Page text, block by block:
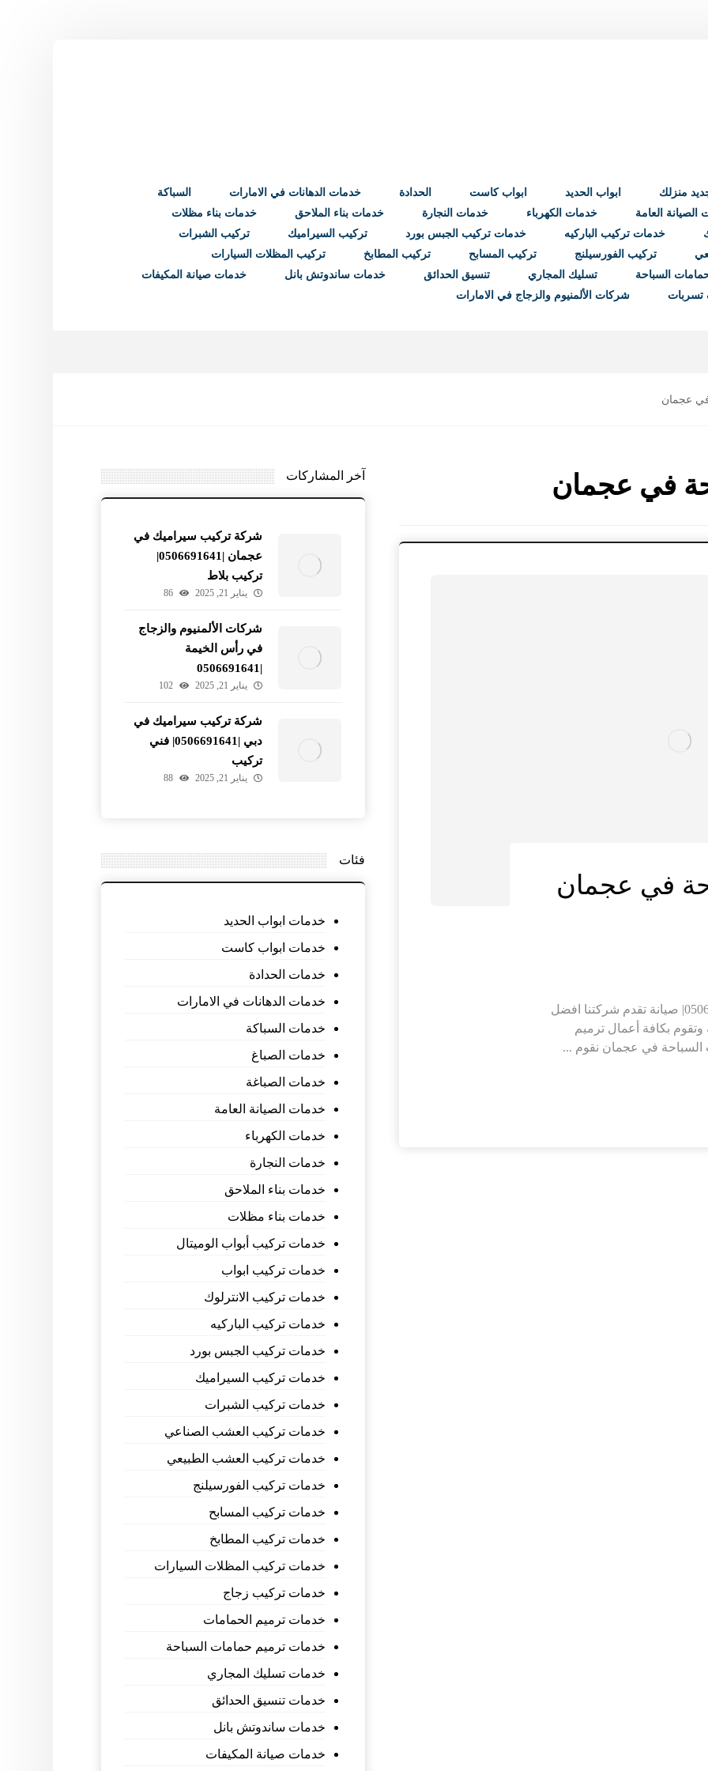
ابواب الحديد ابواب كاست الحدادة خدمات الدهانات في الامارات
السباكة
الصيانة العامة خدمات الكهرباء خدمات النجارة خدمات بناء الملاحق
خدمات بناء مظلات
خدمات تركيب الباركيه خدمات تركيب الجبس بورد تركيب السيراميك
تركيب الشبرات
تركيب الفورسيلنج تركيب المسابح تركيب المطابخ
تركيب المظلات السيارات
السباحة تسليك المجاري تنسيق الحدائق خدمات ساندوتش بانل
خدمات صيانة المكيفات
شركات الألمنيوم والزجاج في الامارات
عجمان
في عجمان
في عجمان
ترميم حمامات السباحة في عجمان |0506691641| صيانة تقدم شركتنا افضل
بكافة أعمال ترميم
السباحة في عجمان نقوم ...
آخر المشاركات
شركة تركيب سيراميك في
عجمان |0506691641|
تركيب بلاط
يناير 21, 2025 86
شركات الألمنيوم والزجاج
في رأس الخيمة
|0506691641
يناير 21, 2025 102
شركة تركيب سيراميك في
دبي |0506691641| فني
تركيب
يناير 21, 2025 88
فئات
خدمات ابواب الحديد
خدمات ابواب كاست
خدمات الحدادة
خدمات الدهانات في الامارات
خدمات السباكة
خدمات الصباغ
خدمات الصباغة
خدمات الصيانة العامة
خدمات الكهرباء
خدمات النجارة
خدمات بناء الملاحق
خدمات بناء مظلات
خدمات تركيب أبواب الوميتال
خدمات تركيب ابواب
خدمات تركيب الانترلوك
خدمات تركيب الباركيه
خدمات تركيب الجبس بورد
خدمات تركيب السيراميك
خدمات تركيب الشبرات
خدمات تركيب العشب الصناعي
خدمات تركيب العشب الطبيعي
خدمات تركيب الفورسيلنج
خدمات تركيب المسابح
خدمات تركيب المطابخ
خدمات تركيب المظلات السيارات
خدمات تركيب زجاج
خدمات ترميم الحمامات
خدمات ترميم حمامات السباحة
خدمات تسليك المجاري
خدمات تنسيق الحدائق
خدمات ساندوتش بانل
خدمات صيانة المكيفات